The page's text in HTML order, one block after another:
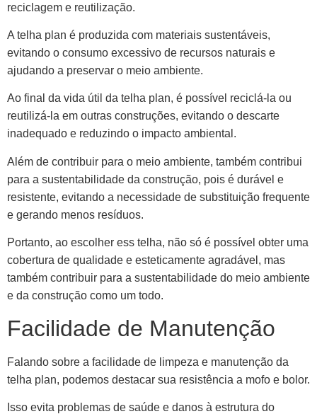
reciclagem e reutilização.
A telha plan é produzida com materiais sustentáveis,
evitando o consumo excessivo de recursos naturais e
ajudando a preservar o meio ambiente.
Ao final da vida útil da telha plan, é possível reciclá-la ou
reutilizá-la em outras construções, evitando o descarte
inadequado e reduzindo o impacto ambiental.
Além de contribuir para o meio ambiente, também contribui
para a sustentabilidade da construção, pois é durável e
resistente, evitando a necessidade de substituição frequente
e gerando menos resíduos.
Portanto, ao escolher ess telha, não só é possível obter uma
cobertura de qualidade e esteticamente agradável, mas
também contribuir para a sustentabilidade do meio ambiente
e da construção como um todo.
Facilidade de Manutenção
Falando sobre a facilidade de limpeza e manutenção da
telha plan, podemos destacar sua resistência a mofo e bolor.
Isso evita problemas de saúde e danos à estrutura do